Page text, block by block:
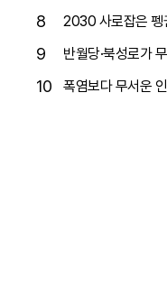
8 2030 사로잡은 펭
9 반월당·북성로가
10 폭염보다 무서운